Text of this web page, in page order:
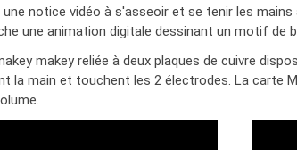
notice vidéo à s'asseoir et se tenir les
une animation digitale dessinant un motif de
makey reliée à deux plaques de cuivre
la main et touchent les 2 électrodes. La carte